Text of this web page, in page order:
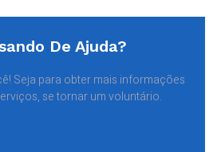
De Ajuda?
Seja para obter mais informações
se tornar um voluntário.